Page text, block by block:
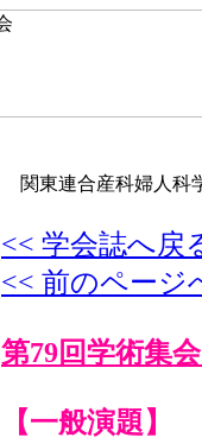
関東連合産科婦人科
<< 学会誌へ戻
<< 前のページ
第79回学術集会
【一般演題】